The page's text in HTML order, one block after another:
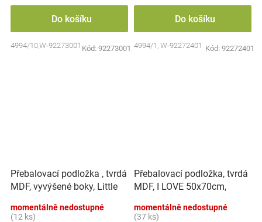
Do košíku
4994/10,W-92273001 Kód: 92273001
Do košíku
4994/1, W-92272401 Kód: 92272401
Přebalovací podložka , tvrdá
MDF, vyvýšené boky, Little
Nellys
momentálně nedostupné
(12 ks)
Přebalovací podložka, tvrdá
MDF, I LOVE 50x70cm,
momentálně nedostupné
(37 ks)